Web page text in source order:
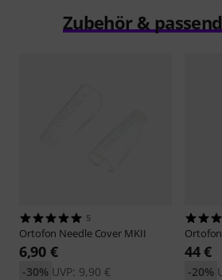
Zubehör &
5
Ortofon Needle Cover MKII
6,90 €
UVP: 9,90 €
-30%
Ortofon
44 €
-20%